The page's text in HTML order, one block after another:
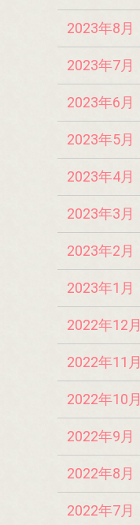
2023年8月
2023年7月
2023年6月
2023年5月
2023年4月
2023年3月
2023年2月
2023年1月
2022年12月
2022年11月
2022年10月
2022年9月
2022年8月
2022年7月